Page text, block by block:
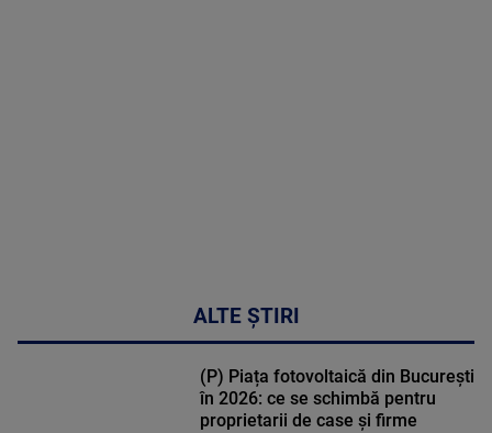
ALTE ȘTIRI
(P) Piața fotovoltaică din București
în 2026: ce se schimbă pentru
proprietarii de case și firme